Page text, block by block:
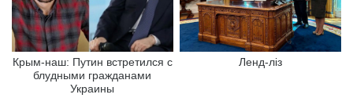
Крым-наш: Путин встретился с
блудными гражданами
Украины
Ленд-ліз